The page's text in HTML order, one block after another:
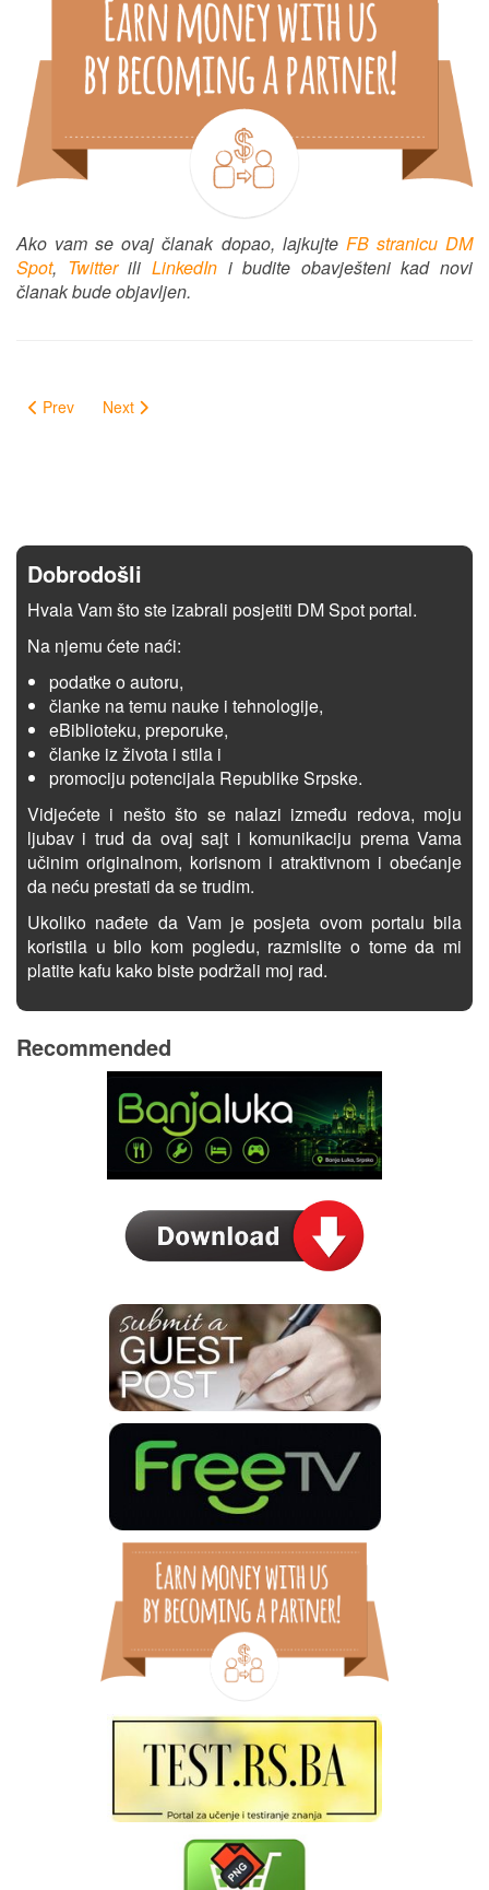
Ako vam se ovaj članak dopao, lajkujte FB stranicu DM
Spot, Twitterili LinkedIni budite obavješteni kad novi
članak bude objavljen.
Prev Next
Dobrodošli
Hvala Vam što ste izabrali posjetiti DM Spot portal.
Na njemu ćete naći:
podatke o autoru,
članke na temu nauke i tehnologije,
eBiblioteku, preporuke,
članke iz života i stila i
promociju potencijala Republike Srpske.
Vidjećete i nešto što se nalazi između redova, moju
ljubav i trud da ovaj sajt i komunikaciju prema Vama
učinim originalnom, korisnom i atraktivnom i obećanje
da neću prestati da se trudim.
Ukoliko nađete da Vam je posjeta ovom portalu bila
koristila u bilo kom pogledu, razmislite o tome da mi
platite kafu kako biste podržali moj rad.
Recommended